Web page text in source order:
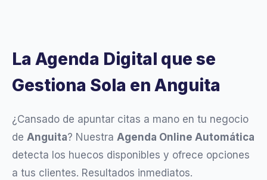
La Agenda Digital que se
Gestiona Sola en Anguita
¿Cansado de apuntar citas a mano en tu negocio
de Anguita? Nuestra Agenda Online Automática
detecta los huecos disponibles y ofrece opciones
a tus clientes. Resultados inmediatos.